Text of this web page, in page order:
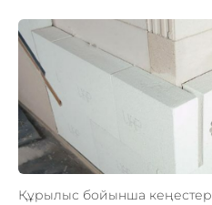
Құрылыс бойынша кеңестер